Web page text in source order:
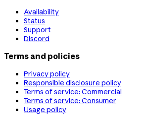
Availability
Status
Support
Discord
Terms and policies
Privacy policy
Responsible disclosure policy
Terms of service: Commercial
Terms of service: Consumer
Usage policy